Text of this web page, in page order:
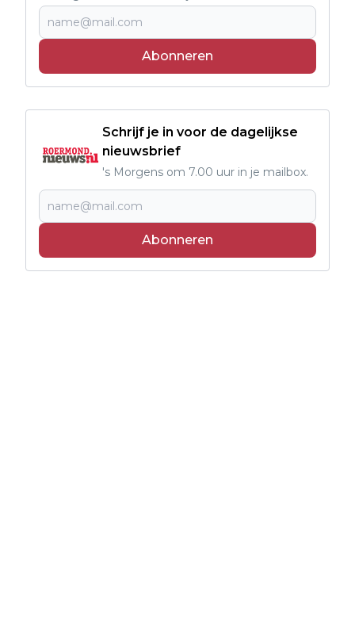
Abonneren
Schrijf je in voor de dagelijkse
nieuwsbrief
's Morgens om 7.00 uur in je mailbox.
Abonneren